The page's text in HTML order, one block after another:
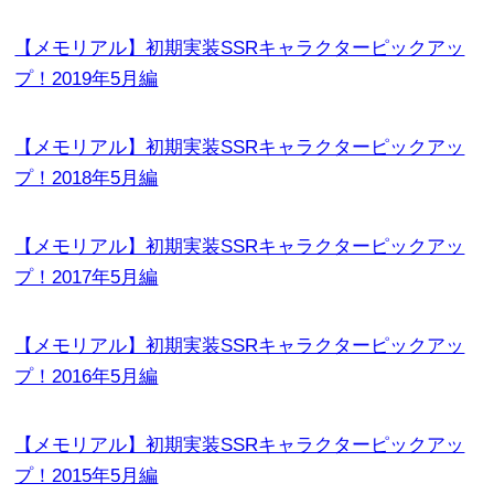
【メモリアル】初期実装SSRキャラクターピックアッ
プ！2019年5月編
【メモリアル】初期実装SSRキャラクターピックアッ
プ！2018年5月編
【メモリアル】初期実装SSRキャラクターピックアッ
プ！2017年5月編
【メモリアル】初期実装SSRキャラクターピックアッ
プ！2016年5月編
【メモリアル】初期実装SSRキャラクターピックアッ
プ！2015年5月編